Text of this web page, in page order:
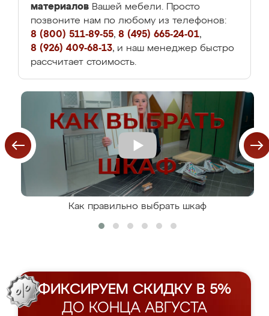
материалов Вашей мебели. Просто
позвоните нам по любому из телефонов:
8 (800) 511-89-55, 8 (495) 665-24-01,
8 (926) 409-68-13, и наш менеджер быстро
рассчитает стоимость.
Как правильно выбрать шкаф
ФИКСИРУЕМ СКИДКУ В 5%
ДО КОНЦА АВГУСТА